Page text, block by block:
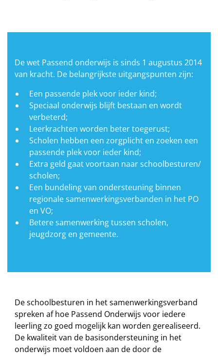
De wet Passend onderwijs is sinds 1 augustus 2014
van kracht. De belangrijkste uitgangspunten zijn:
Een passende plek voor ieder kind;
Speciaal onderwijs blijft bestaan en wordt
verbeterd;
Leerkrachten worden beter toegerust;
Scholen hebben een zorgplicht en zoeken een
passende plek voor ieder kind;
Extra geld gaat voortaan naar schoolbesturen/
scholen;
Een bundeling van ondersteuning binnen
regionale samenwerkingsverbanden in het PO
en VO;
Betere samenwerking tussen scholen,
jeugdzorg en gemeente.
De schoolbesturen in het samenwerkingsverband
spreken af hoe Passend Onderwijs voor iedere
leerling zo goed mogelijk kan worden gerealiseerd.
De kwaliteit van de basisondersteuning in het
onderwijs moet voldoen aan de door de